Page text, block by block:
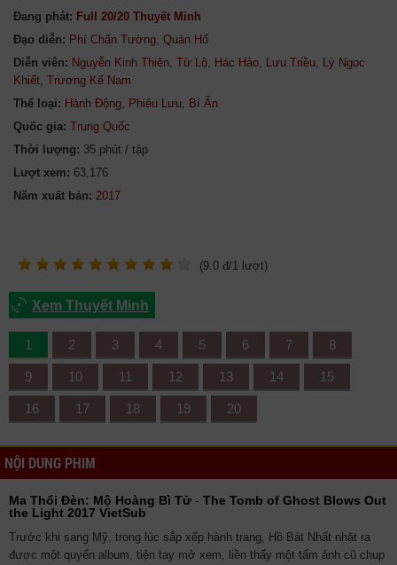
Đang phát: Full 20/20 Thuyết Minh
Đạo diễn: Phí Chấn Tường, Quản Hổ
Diễn viên: Nguyễn Kinh Thiên, Từ Lộ, Hác Hảo, Lưu Triều, Lý Ngọc
Khiết, Trương Kế Nam
Thể loại: Hành Động, Phiêu Lưu, Bí Ẩn
Quốc gia: Trung Quốc
Thời lượng: 35 phút / tập
Lượt xem: 63,176
Năm xuất bản:
(9.0 đ/1 lượt)
Xem Thuyết Minh
1 2 3 4 5 6 7 8
9 10 11 12 13 14 15
16 17 18 19 20
NỘI DUNG PHIM
Ma Thổi Đèn: Mộ Hoàng Bì Tử - The Tomb of Ghost Blows Out
the Light 2017 VietSub
Trước khi sang Mỹ, trong lúc sắp xếp hành trang, Hồ Bát Nhất nhặt ra
được một quyển album, tiện tay mở xem, liền thấy một tấm ảnh cũ chụp